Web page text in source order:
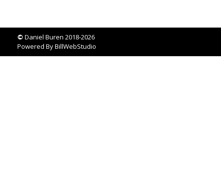
© Daniel Buren 2018-2026
Powered ByBillWebStudio